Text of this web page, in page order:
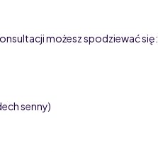
możesz spodziewać się:
senny)